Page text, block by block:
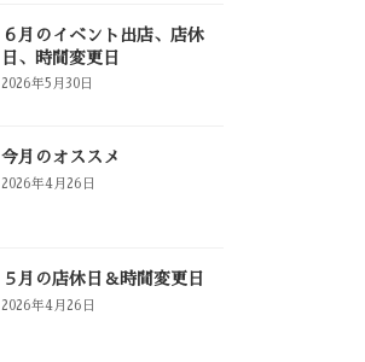
６月のイベント出店、店休
日、時間変更日
2026年5月30日
今月のオススメ
2026年4月26日
５月の店休日＆時間変更日
2026年4月26日